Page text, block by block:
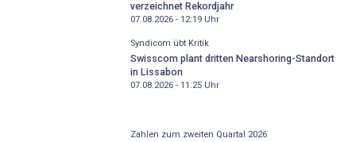
verzeichnet Rekordjahr
07.08.2026 - 12:19Uhr
Syndicom übt Kritik
Swisscom plant dritten Nearshoring-Standort
in Lissabon
07.08.2026 - 11:25Uhr
Zahlen zum zweiten Quartal 2026